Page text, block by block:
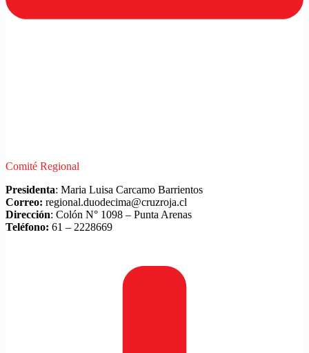
Comité Regional
Presidenta: Maria Luisa Carcamo Barrientos
Correo: regional.duodecima@cruzroja.cl
Dirección: Colón N° 1098 – Punta Arenas
Teléfono: 61 – 2228669